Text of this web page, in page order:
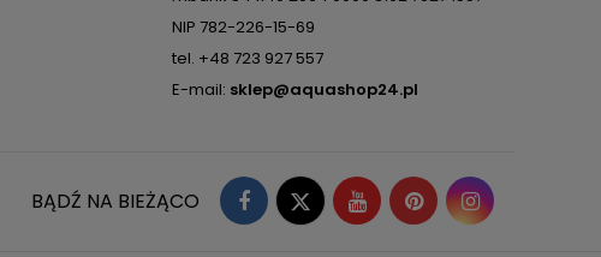
NIP 782-226-15-69
tel. +48 723 927 557
E-mail: sklep@aquashop24.pl
Facebook
TwitterYouTubePinterestInstagram
BĄDŹ NA BIEŻĄCO